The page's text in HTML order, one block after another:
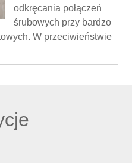
odkręcania połączeń
śrubowych przy bardzo
W przeciwieństwie